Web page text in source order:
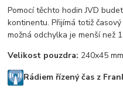
Pomocí těchto hodin JVD
kontinentu. Přijímá totiž
možná odchylka je menší než
Velikost pouzdra: 240x45 mm
Rádiem řízený čas z